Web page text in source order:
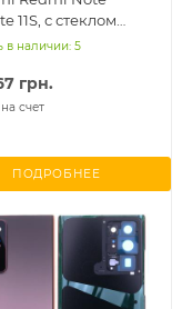
11S, с стеклом
оригинал
в наличии: 5
грн.
на счет
ПОДРОБНЕЕ